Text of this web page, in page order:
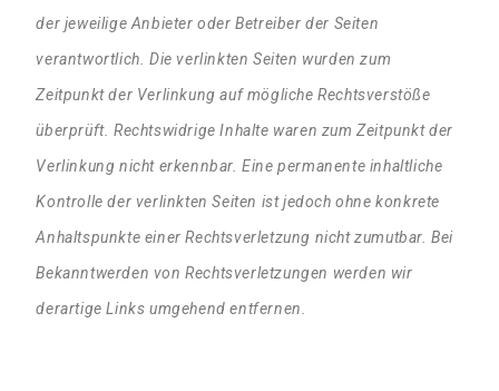
der jeweilige Anbieter oder Betreiber der Seiten
verantwortlich. Die verlinkten Seiten wurden zum
Zeitpunkt der Verlinkung auf mögliche Rechtsverstöße
überprüft. Rechtswidrige Inhalte waren zum Zeitpunkt der
Verlinkung nicht erkennbar. Eine permanente inhaltliche
Kontrolle der verlinkten Seiten ist jedoch ohne konkrete
Anhaltspunkte einer Rechtsverletzung nicht zumutbar. Bei
Bekanntwerden von Rechtsverletzungen werden wir
derartige Links umgehend entfernen.